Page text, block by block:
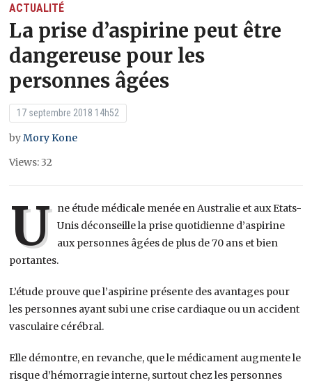
ACTUALITÉ
La prise d’aspirine peut être
dangereuse pour les
personnes âgées
17 septembre 2018 14h52
byMory Kone
Views: 32
U ne étude médicale menée en Australie et aux Etats-
Unis déconseille la prise quotidienne d’aspirine
aux personnes âgées de plus de 70 ans et bien
portantes.
L’étude prouve que l’aspirine présente des avantages pour
les personnes ayant subi une crise cardiaque ou un accident
vasculaire cérébral.
Elle démontre, en revanche, que le médicament augmente le
risque d’hémorragie interne, surtout chez les personnes